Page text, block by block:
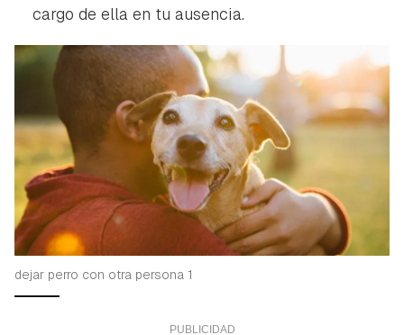
cargo de ella en tu ausencia.
dejar perro con otra persona 1